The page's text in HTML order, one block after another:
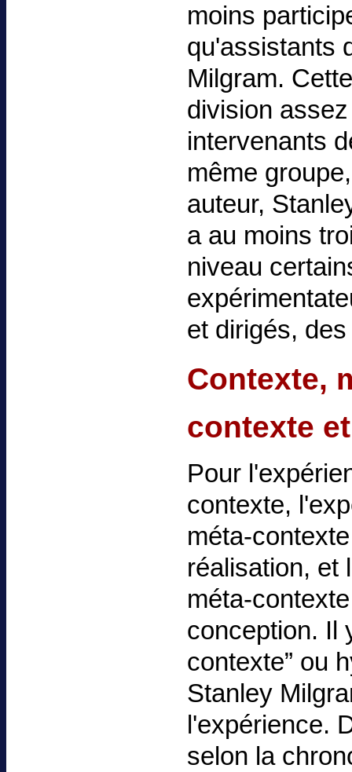
moins
qu'assistants
Milgram.
division
intervenants
même
auteur,
a au moins
niveau
et dirigés,
Contexte,
contexte
Pour
contexte,
méta-
réalisation, et
méta-
conception. Il
contexte” ou
Stanley
l'expérience.
selon la